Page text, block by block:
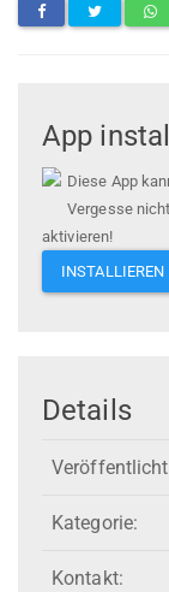
App
Diese App
Vergesse
aktivieren!
INSTALLIEREN
Details
Kategorie:
Kontakt: